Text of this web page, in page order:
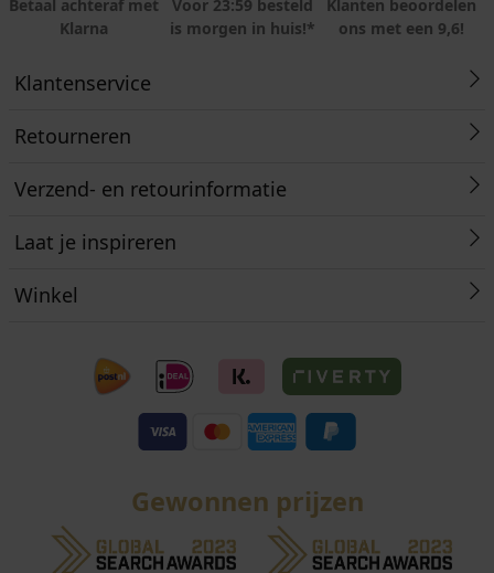
Betaal achteraf met
Klarna
Voor 23:59 besteld
is morgen in huis!*
Klanten beoordelen
ons met een 9,6!
Klantenservice
Retourneren
Verzend- en retourinformatie
Laat je inspireren
Winkel
Gewonnen prijzen